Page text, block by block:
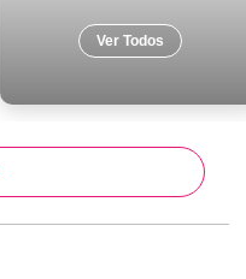
Ver Todos